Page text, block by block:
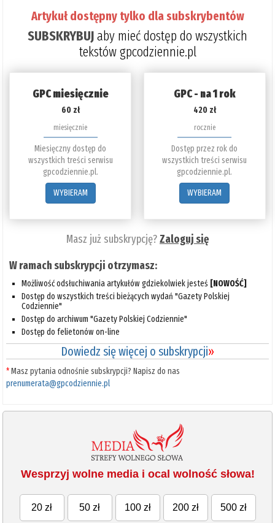
Artykuł dostępny tylko dla subskrybentów
SUBSKRYBUJaby mieć dostęp do wszystkich
tekstów gpcodziennie.pl
GPC miesięcznie
60 zł
miesięcznie
Miesięczny dostęp do
wszystkich treści serwisu
gpcodziennie.pl.
WYBIERAM
GPC - na 1 rok
420 zł
rocznie
Dostęp przez rok do
wszystkich treści serwisu
gpcodziennie.pl.
WYBIERAM
Masz już subskrypcję?Zaloguj się
W ramach subskrypcji otrzymasz:
Możliwość odsłuchiwania artykułów gdziekolwiek jesteś [NOWOŚĆ]
Dostęp do wszystkich treści bieżących wydań "Gazety Polskiej
Codziennie"
Dostęp do archiwum "Gazety Polskiej Codziennie"
Dostęp do felietonów on-line
Dowiedz się więcej o subskrypcji»
*Masz pytania odnośnie subskrypcji? Napisz do nas
prenumerata@gpcodziennie.pl
Wesprzyj wolne media i ocal wolność słowa!
20 zł 50 zł 100 zł 200 zł 500 zł